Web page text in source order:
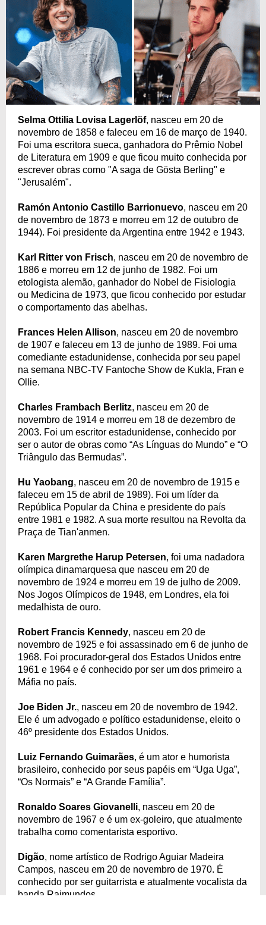
Selma Ottilia Lovisa Lagerlöf, nasceu em 20 de
novembro de 1858 e faleceu em 16 de março de 1940.
Foi uma escritora sueca, ganhadora do Prêmio Nobel
de Literatura em 1909 e que ficou muito conhecida por
escrever obras como "A saga de Gösta Berling" e
"Jerusalém".
Ramón Antonio Castillo Barrionuevo, nasceu em 20
de novembro de 1873 e morreu em 12 de outubro de
1944). Foi presidente da Argentina entre 1942 e 1943.
Karl Ritter von Frisch, nasceu em 20 de novembro de
1886 e morreu em 12 de junho de 1982. Foi um
etologista alemão, ganhador do Nobel de Fisiologia
ou Medicina de 1973, que ficou conhecido por estudar
o comportamento das abelhas.
Frances Helen Allison, nasceu em 20 de novembro
de 1907 e faleceu em 13 de junho de 1989. Foi uma
comediante estadunidense, conhecida por seu papel
na semana NBC-TV Fantoche Show de Kukla, Fran e
Ollie.
Charles Frambach Berlitz, nasceu em 20 de
novembro de 1914 e morreu em 18 de dezembro de
2003. Foi um escritor estadunidense, conhecido por
ser o autor de obras como “As Línguas do Mundo” e “O
Triângulo das Bermudas”.
Hu Yaobang, nasceu em 20 de novembro de 1915 e
faleceu em 15 de abril de 1989). Foi um líder da
República Popular da China e presidente do país
entre 1981 e 1982. A sua morte resultou na Revolta da
Praça de Tian'anmen.
Karen Margrethe Harup Petersen, foi uma nadadora
olímpica dinamarquesa que nasceu em 20 de
novembro de 1924 e morreu em 19 de julho de 2009.
Nos Jogos Olímpicos de 1948, em Londres, ela foi
medalhista de ouro.
Robert Francis Kennedy, nasceu em 20 de
novembro de 1925 e foi assassinado em 6 de junho de
1968. Foi procurador-geral dos Estados Unidos entre
1961 e 1964 e é conhecido por ser um dos primeiro a
Máfia no país.
Joe Biden Jr., nasceu em 20 de novembro de 1942.
Ele é um advogado e político estadunidense, eleito o
46º presidente dos Estados Unidos.
Luiz Fernando Guimarães, é um ator e humorista
brasileiro, conhecido por seus papéis em “Uga Uga”,
“Os Normais” e “A Grande Família”.
Ronaldo Soares Giovanelli, nasceu em 20 de
novembro de 1967 e é um ex-goleiro, que atualmente
trabalha como comentarista esportivo.
Digão, nome artístico de Rodrigo Aguiar Madeira
Campos, nasceu em 20 de novembro de 1970. É
conhecido por ser guitarrista e atualmente vocalista da
banda Raimundos.